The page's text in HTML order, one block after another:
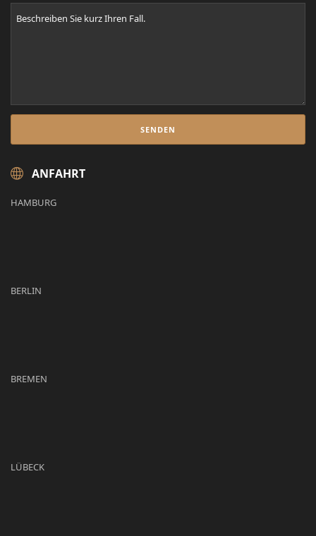
ANFAHRT
HAMBURG
BERLIN
BREMEN
LÜBECK